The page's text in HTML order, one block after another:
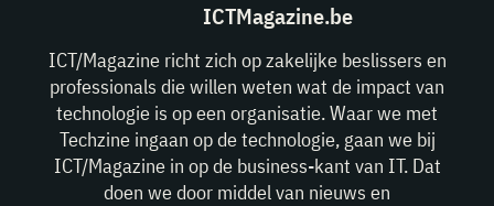
ICTMagazine.be
ICT/Magazine richt zich op zakelijke beslissers en
professionals die willen weten wat de impact van
technologie is op een organisatie. Waar we met
Techzine ingaan op de technologie, gaan we bij
ICT/Magazine in op de business-kant van IT. Dat
doen we door middel van nieuws en